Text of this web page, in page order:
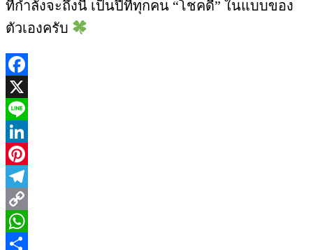
ที่กำลังจะถึงนี้ เป็นปีที่ทุกคน “โชคดี” ในแบบของ
ตัวเองครับ
Facebook
X
Line
LinkedIn
Pinterest
Telegram
Copy
Link
WhatsApp